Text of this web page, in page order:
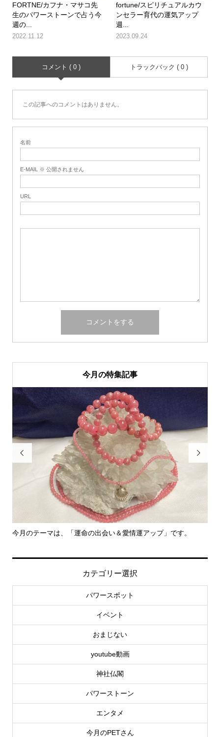
FORTNE/カフナ・マサコ先
生のパワーストーンで占う今
週の...
2022.11.12
fortune/スピリチュアルカウ
ンセラー育代の運気アップ
週...
2023.09.24
コメント ( 0 ) トラックバック ( 0 )
この記事へのコメントはありません。
名前
E-MAIL ※ 公開されません
URL
今月の特集記事

。 里親さん募集中！

カテゴリー選択
パワースポット
イベント
おまじない
youtube動画
神社仏閣
パワーストーン
エンタメ
今月のPETさん